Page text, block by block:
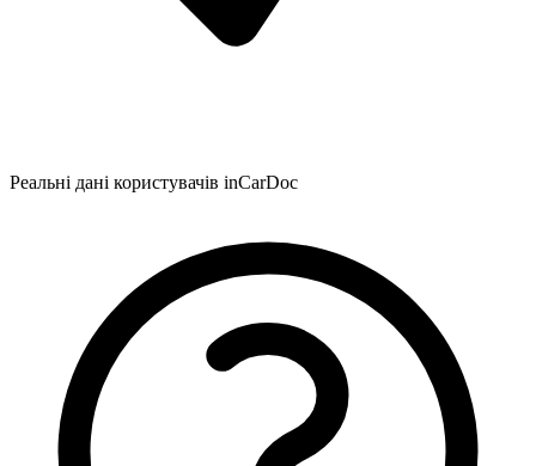
Реальні дані користувачів inCarDoc